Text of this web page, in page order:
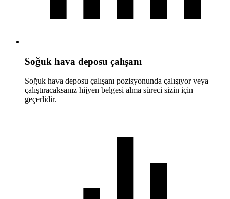
Soğuk hava deposu çalışanı
Soğuk hava deposu çalışanı pozisyonunda çalışıyor veya
çalıştıracaksanız hijyen belgesi alma süreci sizin için
geçerlidir.